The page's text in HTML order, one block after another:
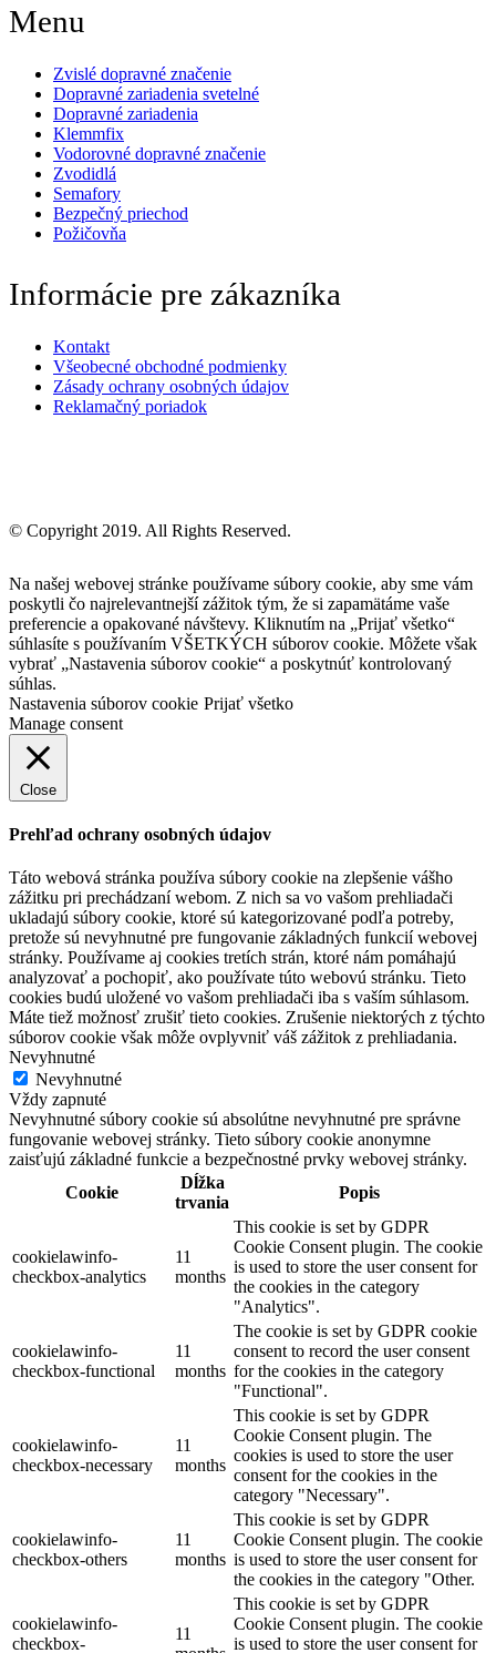
Menu
Zvislé dopravné značenie
Dopravné zariadenia svetelné
Dopravné zariadenia
Klemmfix
Vodorovné dopravné značenie
Zvodidlá
Semafory
Bezpečný priechod
Požičovňa
Informácie pre zákazníka
Kontakt
Všeobecné obchodné podmienky
Zásady ochrany osobných údajov
Reklamačný poriadok
© Copyright 2019. All Rights Reserved.
Na našej webovej stránke používame súbory cookie, aby sme vám
poskytli čo najrelevantnejší zážitok tým, že si zapamätáme vaše
preferencie a opakované návštevy. Kliknutím na „Prijať všetko“
súhlasíte s používaním VŠETKÝCH súborov cookie. Môžete však
vybrať „Nastavenia súborov cookie“ a poskytnúť kontrolovaný
súhlas.
Nastavenia súborov cookie Prijať všetko
Manage consent
Close
Prehľad ochrany osobných údajov
Táto webová stránka používa súbory cookie na zlepšenie vášho
zážitku pri prechádzaní webom. Z nich sa vo vašom prehliadači
ukladajú súbory cookie, ktoré sú kategorizované podľa potreby,
pretože sú nevyhnutné pre fungovanie základných funkcií webovej
stránky. Používame aj cookies tretích strán, ktoré nám pomáhajú
analyzovať a pochopiť, ako používate túto webovú stránku. Tieto
cookies budú uložené vo vašom prehliadači iba s vaším súhlasom.
Máte tiež možnosť zrušiť tieto cookies. Zrušenie niektorých z týchto
súborov cookie však môže ovplyvniť váš zážitok z prehliadania.
Nevyhnutné
Nevyhnutné
Vždy zapnuté
Nevyhnutné súbory cookie sú absolútne nevyhnutné pre správne
fungovanie webovej stránky. Tieto súbory cookie anonymne
zaisťujú základné funkcie a bezpečnostné prvky webovej stránky.
Cookie
Dĺžka
trvania
Popis
cookielawinfo-
checkbox-analytics
11
months
This cookie is set by GDPR
Cookie Consent plugin. The cookie
is used to store the user consent for
the cookies in the category
"Analytics".
cookielawinfo-
checkbox-functional
11
months
The cookie is set by GDPR cookie
consent to record the user consent
for the cookies in the category
"Functional".
cookielawinfo-
checkbox-necessary
11
months
This cookie is set by GDPR
Cookie Consent plugin. The
cookies is used to store the user
consent for the cookies in the
category "Necessary".
cookielawinfo-
checkbox-others
11
months
This cookie is set by GDPR
Cookie Consent plugin. The cookie
is used to store the user consent for
the cookies in the category "Other.
cookielawinfo-
checkbox-
11
This cookie is set by GDPR
Cookie Consent plugin. The cookie
is used to store the user consent for